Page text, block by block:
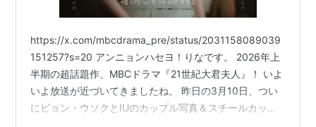
https://x.com/mbcdrama_pre/status/2031158089039
151257?s=20 アンニョンハセヨ！りなです。 2026年上
半期の超話題作、MBCドラマ『21世紀大君夫人』！ いよ
いよ放送が近づいてきましたね。 昨日の3月10日、つい
にビョン・ウソクとIUのカップル写真＆スチールカット